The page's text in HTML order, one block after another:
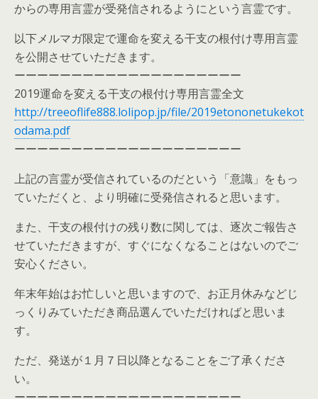
からの専用言霊が受発信されるようにという言霊です。
以下メルマガ限定で運命を変える干支の根付け専用言霊
を公開させていただきます。
ーーーーーーーーーーーーーーーーーーーー
2019運命を変える干支の根付け専用言霊全文
http://treeoflife888.lolipop.jp/file/2019etononetukekot
odama.pdf
ーーーーーーーーーーーーーーーーーーーー
上記の言霊が受信されているのだという「意識」をもっ
ていただくと、より明確に受発信されると思います。
また、干支の根付けの残り数に関しては、逐次ご報告さ
せていただきますが、すぐになくなることはないのでご
安心ください。
年末年始はお忙しいと思いますので、お正月休みなどじ
っくりみていただき商品選んでいただければと思いま
す。
ただ、発送が１月７日以降となることをご了承くださ
い。